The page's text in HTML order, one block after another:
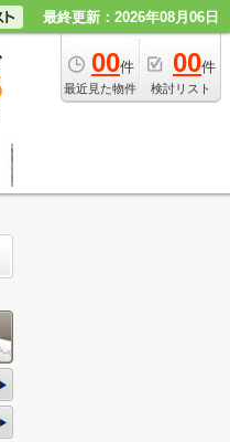
最終更新：2026年08月06日
00件
最近見た物件
00件
検討リスト